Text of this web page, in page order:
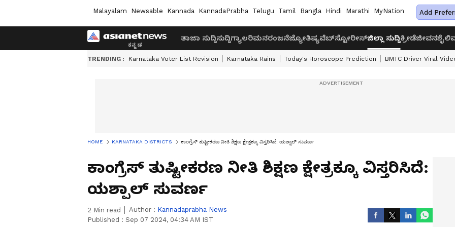
Malayalam Newsable Kannada KannadaPrabha Telugu Tamil Bangla Hindi Marathi MyNation Add
ತಾಜಾ ಸುದ್ದಿಸುದ್ದಿಗ್ಯಾಲರಿಮನರಂಜನೆಜ್ಯೋತಿಷ್ಯವೆಬ್‌ಸ್ಟೋರೀಸ್ಜಿಲ್ಲಾ ಸುದ್ದಿಕ್ರೀಡೆಜೀವನಶೈಲಿ
TRENDING : Karnataka Voter List Revision Karnataka Rains Today's Horoscope Prediction BMTC Driver Viral
HOME KARNATAKA DISTRICTS ಕಾಂಗ್ರೆಸ್ ತುಷ್ಟೀಕರಣ ನೀತಿ ಶಿಕ್ಷಣ ಕ್ಷೇತ್ರಕ್ಕೂ ವಿಸ್ತರಿಸಿದೆ: ಯಶ್ಪಾಲ್ ಸುವರ್ಣ
ಕಾಂಗ್ರೆಸ್ ತುಷ್ಟೀಕರಣ ನೀತಿ ಶಿಕ್ಷಣ ಕ್ಷೇತ್ರಕ್ಕೂ ವಿಸ್ತರಿಸಿದೆ:
ಯಶ್ಪಾಲ್ ಸುವರ್ಣ
2 Min read Author : Kannadaprabha News
Published : Sep 07 2024, 04:34 AM IST